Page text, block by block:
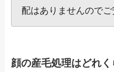
配はありませんのでご
顔の産毛処理はどれ